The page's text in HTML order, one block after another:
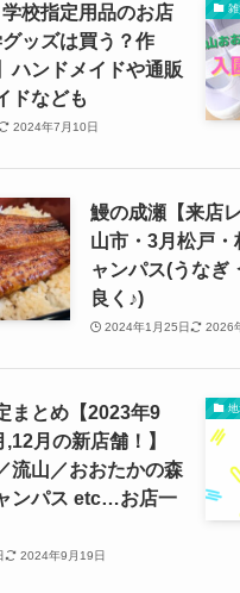
校指定用品のお店
グッズは買う？作
ハンドメイドや通販
ドなども
2024年7月10日
鰻の成瀬【来店
山市・3月松戸
ャンパス(うなぎ
良く♪)
2024年1月25日 2026
まとめ【2023年9
月の新店舗！】
流山／おおたかの森
ンパス etc…お店一
2024年9月19日